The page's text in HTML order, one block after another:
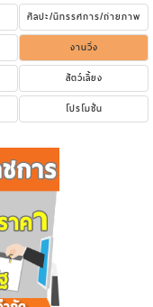
ศิลปะ/นิทรรศการ/ถ่ายภาพ
งานวิ่ง
สัตว์เลี้ยง
โปรโมชั่น